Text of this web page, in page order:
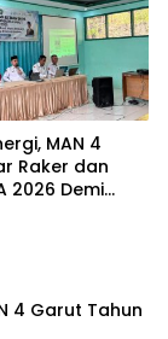
MAN 4
Raker dan
2026 Demi
4 Garut Tahun